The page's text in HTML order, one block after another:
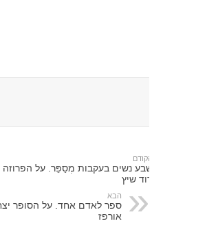
הקודם
שבע נשים בעקבות מְסַפֵּר. על
דוד שיץ
הבא
ספר לאדם אחד. על הסופר
אורפז